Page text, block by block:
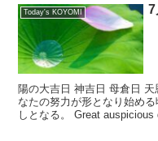
Today's KOYOMI 7
陽の大吉日 神吉日 母倉日
なたの努力が形となり始め
しとなる。 Great